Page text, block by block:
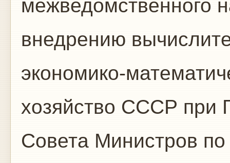
межведомственного
внедрению
экономико-
хозяйство СССР при
Совета Министров